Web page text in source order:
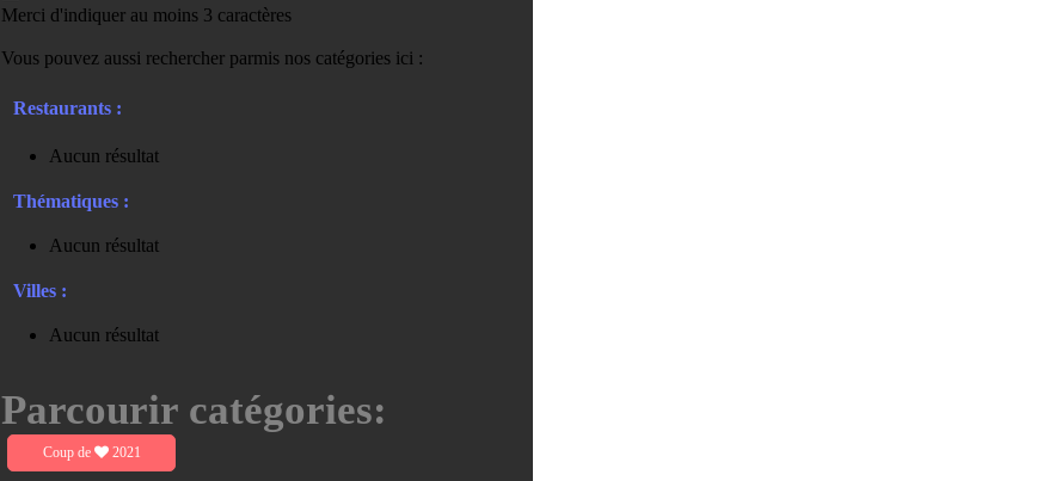
Merci d'indiquer au moins 3 caractères
Vous pouvez aussi rechercher parmis nos catégories ici :
Restaurants :
Aucun résultat
Thématiques :
Aucun résultat
Villes :
Aucun résultat
Parcourir catégories:
Coup de 2021